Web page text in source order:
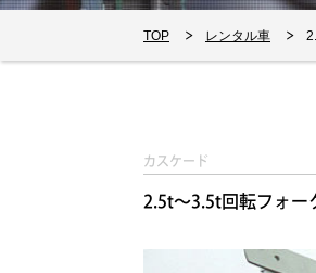
TOP レンタル車
カスケード
2.5t～3.5t回転フォー